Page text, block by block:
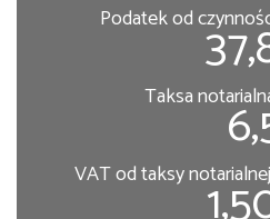
Podatek od
Taksa
VAT od taksy